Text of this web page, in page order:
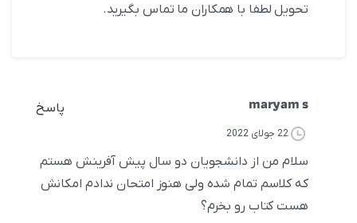
تحویل لطفا با همکاران ما تماس بگیرید.
maryam s پاسخ
22 جولای 2022
سلام من از دانشجویان دو سال پیش آفرینش هستم
که کلاسم تمام شده ولی هنوز امتحان ندادم امکانش
هست کتاب رو بخرم؟